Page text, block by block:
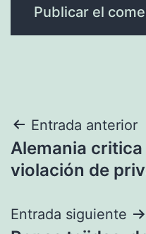
Navegación
de
Entrada anterior
Alemania
violación de
Entrada siguiente